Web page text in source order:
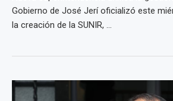
Gobierno de José Jerí oficializó este
la creación de la SUNIR, ...